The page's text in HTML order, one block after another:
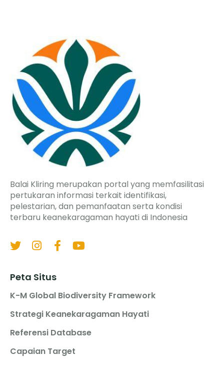
Balai Kliring merupakan portal yang memfasilitasi
pertukaran informasi terkait identifikasi,
pelestarian, dan pemanfaatan serta kondisi
terbaru keanekaragaman hayati di Indonesia
Peta Situs
K-M Global Biodiversity Framework
Strategi Keanekaragaman Hayati
Referensi Database
Capaian Target